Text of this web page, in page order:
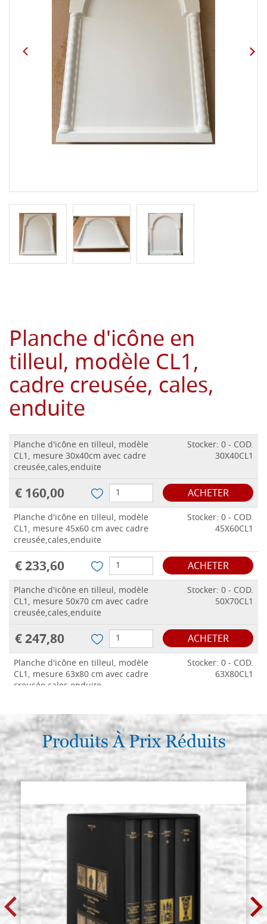
Planche d'icône en
tilleul, modèle CL1,
cadre creusée, cales,
enduite
Planche d'icône en tilleul, modèle
CL1, mesure 30x40cm avec cadre
creusée,cales,enduite
Stocker: 0 - COD.
30X40CL1
€ 160,00 ACHETER
Planche d'icône en tilleul, modèle
CL1, mesure 45x60 cm avec cadre
creusée,cales,enduite
Stocker: 0 - COD.
45X60CL1
€ 233,60 ACHETER
Planche d'icône en tilleul, modèle
CL1, mesure 50x70 cm avec cadre
creusée,cales,enduite
Stocker: 0 - COD.
50X70CL1
€ 247,80 ACHETER
Planche d'icône en tilleul, modèle
CL1, mesure 63x80 cm avec cadre
creusée,cales,enduite
Stocker: 0 - COD.
63X80CL1
€ 351,60 ACHETER
Produits À Prix Réduits